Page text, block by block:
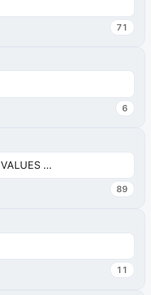
71
6
...
89
11